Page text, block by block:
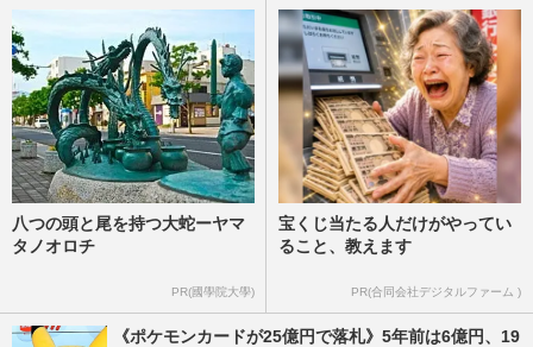
八つの頭と尾を持つ大蛇ーヤマ
タノオロチ
PR(國學院大學)
宝くじ当たる人だけがやってい
ること、教えます
PR(合同会社デジタルファーム )
《ポケモンカードが25億円で落札》5年前は6億円、19